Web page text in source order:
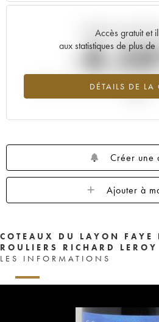
Accès gratuit et
aux statistiques de plus
DÉTAILS DE LA
Tendance actuelle
-
Tendance à la baisse du millésime
Créer une
Ajouter à
COTEAUX DU LAYON FAYE
ROULIERS RICHARD LEROY
LES INFORMATIONS